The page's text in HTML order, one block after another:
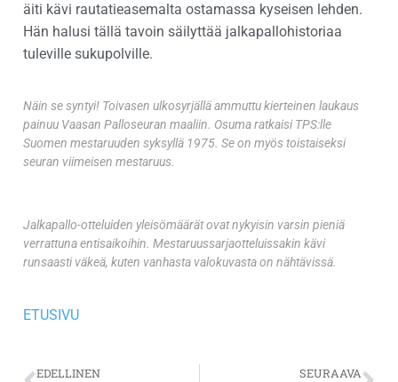
äiti kävi rautatieasemalta ostamassa kyseisen lehden.
Hän halusi tällä tavoin säilyttää jalkapallohistoriaa
tuleville sukupolville.
Näin se syntyi! Toivasen ulkosyrjällä ammuttu kierteinen laukaus
painuu Vaasan Palloseuran maaliin. Osuma ratkaisi TPS:lle
Suomen mestaruuden syksyllä 1975. Se on myös toistaiseksi
seuran viimeisen mestaruus.
Jalkapallo-otteluiden yleisömäärät ovat nykyisin varsin pieniä
verrattuna entisaikoihin. Mestaruussarjaotteluissakin kävi
runsaasti väkeä, kuten vanhasta valokuvasta on nähtävissä.
ETUSIVU
EDELLINEN SEURAAVA